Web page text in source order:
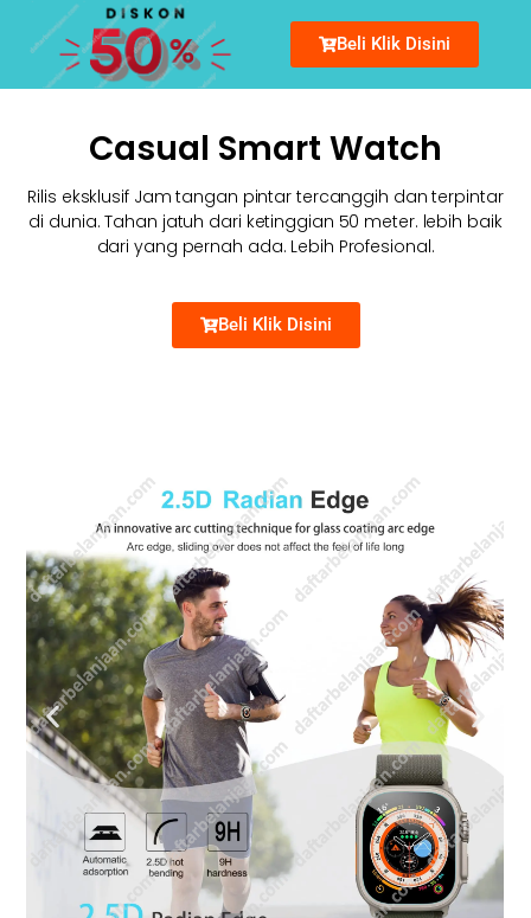
Beli Klik Disini
Casual Smart Watch
Rilis eksklusif Jam tangan pintar tercanggih dan terpintar
di dunia. Tahan jatuh dari ketinggian 50 meter. lebih baik
dari yang pernah ada. Lebih Profesional.
Beli Klik Disini